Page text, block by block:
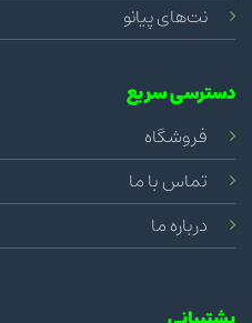
نت‌های پیانو
دسترسی سریع
فروشگاه
تماس با ما
درباره ما